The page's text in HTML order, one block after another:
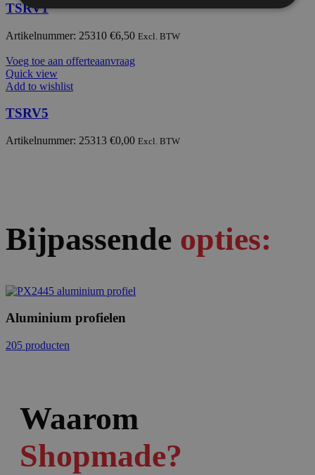
TSRV1
Artikelnummer: 25310 €6,50 Excl. BTW
Voeg toe aan offerteaanvraag
Quick view
Add to wishlist
TSRV5
Artikelnummer: 25313 €0,00 Excl. BTW
Bijpassende opties:
Aluminium profielen
205 producten
Waarom
Shopmade?